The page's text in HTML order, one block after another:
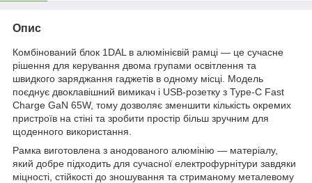
Опис
Комбінований блок 1DAL в алюмінієвій рамці — це сучасне
рішення для керування двома групами освітлення та
швидкого заряджання гаджетів в одному місці. Модель
поєднує двоклавішний вимикач і USB-розетку з Type-C Fast
Charge GaN 65W, тому дозволяє зменшити кількість окремих
пристроїв на стіні та зробити простір більш зручним для
щоденного використання.
Рамка виготовлена з анодованого алюмінію — матеріалу,
який добре підходить для сучасної електрофурнітури завдяки
міцності, стійкості до зношування та стриманому металевому